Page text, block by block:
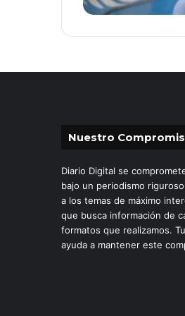
Nuestro
Diario Digital se
bajo un periodismo
a los temas de máximo
que busca información de
formatos que realizamos.
ayuda a mantener este